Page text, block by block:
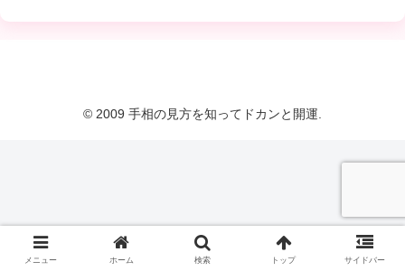
© 2009 手相の見方を知ってドカンと開運.
メニュー ホーム 検索 トップ サイドバー